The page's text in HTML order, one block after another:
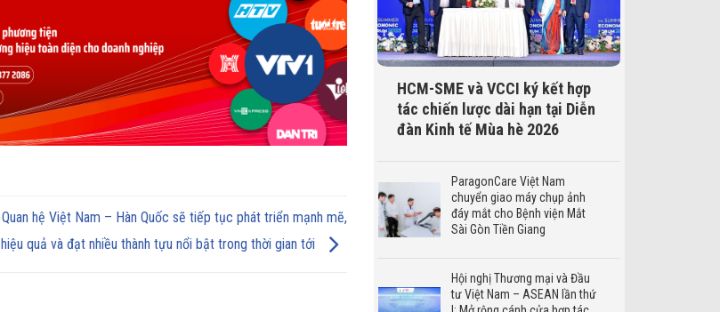
Quan hệ Việt Nam – Hàn Quốc sẽ tiếp tục phát triển mạnh mẽ,
hiệu quả và đạt nhiều thành tựu nổi bật trong thời gian tới
HCM-SME và VCCI ký kết hợp
tác chiến lược dài hạn tại Diễn
đàn Kinh tế Mùa hè 2026
ParagonCare Việt Nam
chuyển giao máy chụp ảnh
đáy mắt cho Bệnh viện Mắt
Sài Gòn Tiền Giang
Hội nghị Thương mại và Đầu
tư Việt Nam – ASEAN lần thứ